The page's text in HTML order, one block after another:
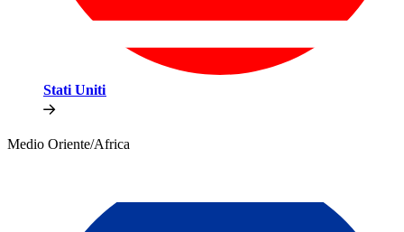
Stati Uniti​​
Medio Oriente/Africa​​